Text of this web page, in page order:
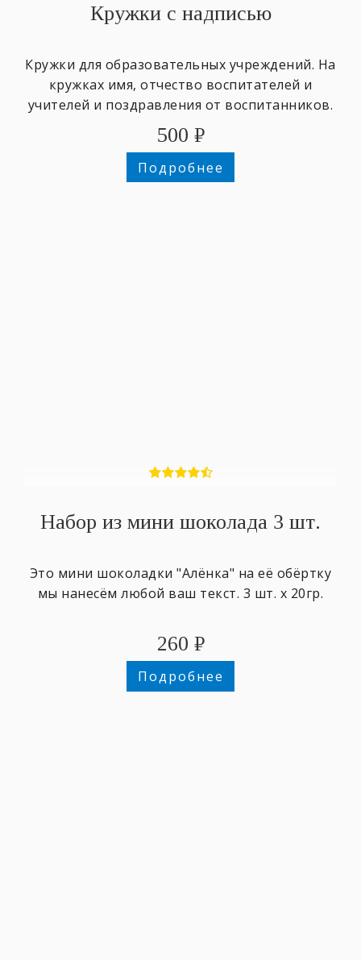
Кружки с надписью
Кружки для образовательных учреждений. На
кружках имя, отчество воспитателей и
учителей и поздравления от воспитанников.
500 ₽
Подробнее
Набор из мини шоколада 3 шт.
Это мини шоколадки "Алёнка" на её обёртку
мы нанесём любой ваш текст. 3 шт. х 20гр.
260 ₽
Подробнее